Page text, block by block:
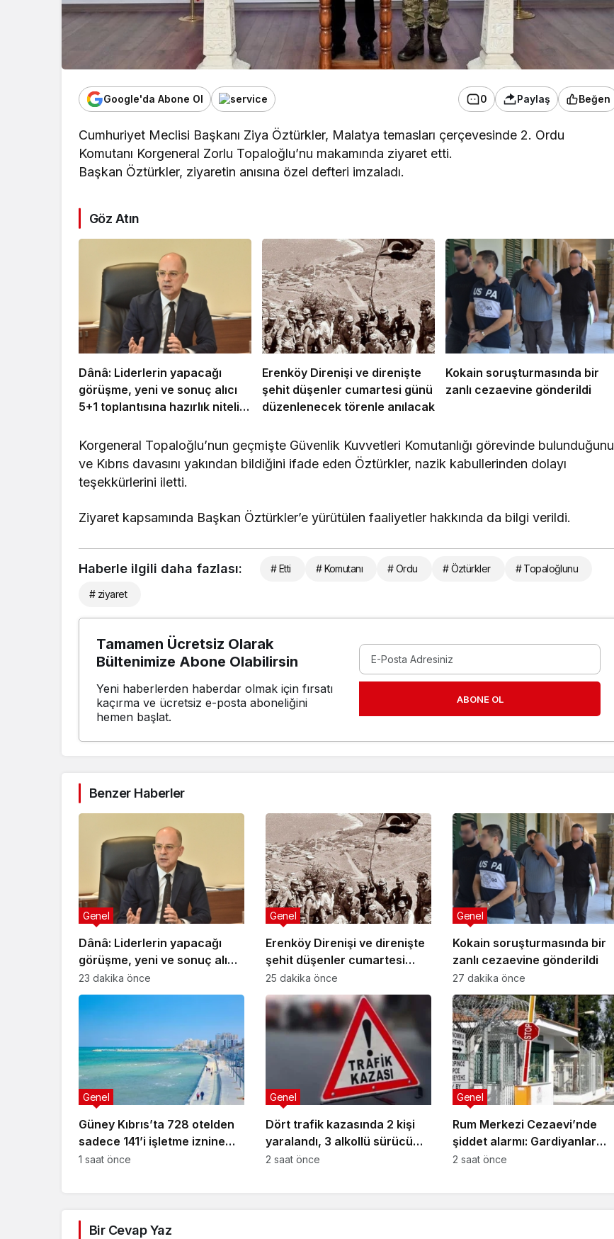
Google'da Abone Ol 0 Paylaş Beğen
Cumhuriyet Meclisi Başkanı Ziya Öztürkler, Malatya temasları çerçevesinde 2. Ordu
Komutanı Korgeneral Zorlu Topaloğlu’nu makamında ziyaret etti.
Başkan Öztürkler, ziyaretin anısına özel defteri imzaladı.
Göz Atın
Dânâ: Liderlerin yapacağı
görüşme, yeni ve sonuç alıcı
5+1 toplantısına hazırlık niteliği
Erenköy Direnişi ve direnişte
şehit düşenler cumartesi günü
düzenlenecek törenle anılacak
Kokain soruşturmasında bir
zanlı cezaevine gönderildi
Korgeneral Topaloğlu’nun geçmişte Güvenlik Kuvvetleri Komutanlığı görevinde bulunduğunu
ve Kıbrıs davasını yakından bildiğini ifade eden Öztürkler, nazik kabullerinden dolayı
teşekkürlerini iletti.
Ziyaret kapsamında Başkan Öztürkler’e yürütülen faaliyetler hakkında da bilgi verildi.
Haberle ilgili daha fazlası: # Etti # Komutanı # Ordu # Öztürkler # Topaloğlunu
# ziyaret
Tamamen Ücretsiz Olarak
Bültenimize Abone Olabilirsin
Yeni haberlerden haberdar olmak için fırsatı
kaçırma ve ücretsiz e-posta aboneliğini
hemen başlat.
ABONE OL
Benzer Haberler
Dânâ: Liderlerin yapacağı
görüşme, yeni ve sonuç alıcı
5+1 toplantısına hazırlık
niteliği taşıyor
Genel
23 dakika önce
Erenköy Direnişi ve direnişte
şehit düşenler cumartesi
günü düzenlenecek törenle
anılacak
Genel
25 dakika önce
Kokain soruşturmasında bir
zanlı cezaevine gönderildi
Genel
27 dakika önce
Güney Kıbrıs’ta 728 otelden
sadece 141’i işletme iznine
sahip
Genel
1 saat önce
Dört trafik kazasında 2 kişi
yaralandı, 3 alkollü sürücü
tespit edildi
Genel
2 saat önce
Rum Merkezi Cezaevi’nde
şiddet alarmı: Gardiyanlar
acil önlem istedi
Genel
2 saat önce
Bir Cevap Yaz